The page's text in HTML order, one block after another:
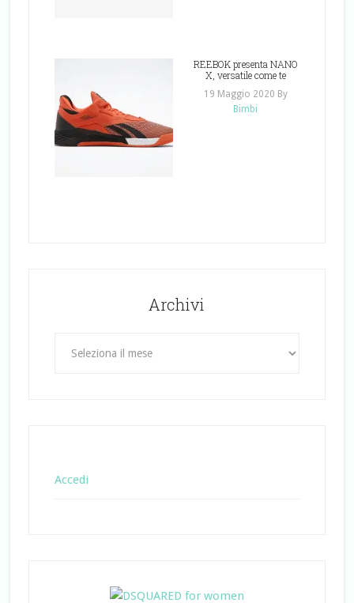
REEBOK presenta NANO
X, versatile come te
19 Maggio 2020 By
Bimbi
Archivi
Accedi